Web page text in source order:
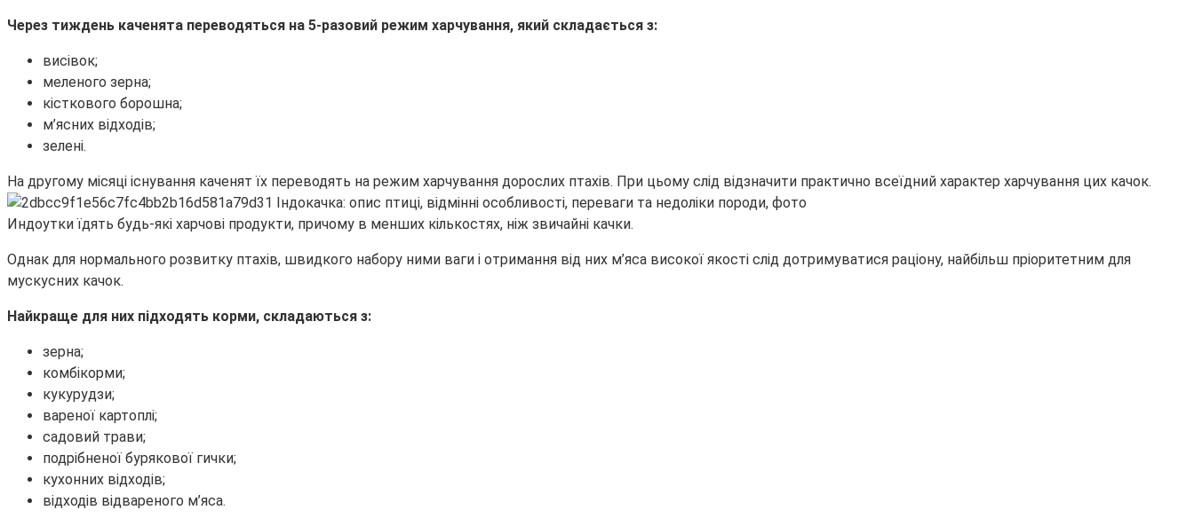
Через тиждень каченята переводяться на 5-разовий режим харчування, який складається з:
висівок;
меленого зерна;
кісткового борошна;
м’ясних відходів;
зелені.
На другому місяці існування каченят їх переводять на режим харчування дорослих птахів. При цьому слід відзначити практично всеїдний характер харчування цих качок.
Индоутки їдять будь-які харчові продукти, причому в менших кількостях, ніж звичайні качки.
Однак для нормального розвитку птахів, швидкого набору ними ваги і отримання від них м’яса високої якості слід дотримуватися раціону, найбільш пріоритетним для
мускусних качок.
Найкраще для них підходять корми, складаються з:
зерна;
комбікорми;
кукурудзи;
вареної картоплі;
садовий трави;
подрібненої бурякової гички;
кухонних відходів;
відходів відвареного м’яса.